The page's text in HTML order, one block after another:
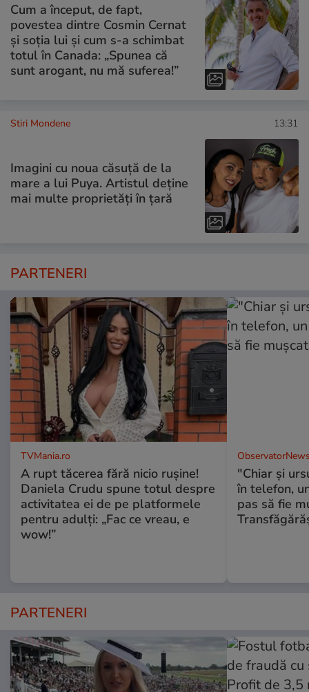
Cum a început, de fapt,
povestea dintre Cosmin Cernat
și soția lui și cum s-a schimbat
totul în Canada: „Spunea că
sunt arogant, nu mă suferea!”
Stiri Mondene 13:31
Imagini cu noua căsuță de la
mare a lui Puya. Artistul deține
mai multe proprietăți în țară
PARTENERI
TVMania.ro
A rupt tăcerea fără nicio rușine!
Daniela Crudu spune totul despre
activitatea ei de pe platformele
pentru adulți: „Fac ce vreau, e
wow!”
"Chiar și
în telefon,
pas să fie
PARTENERI